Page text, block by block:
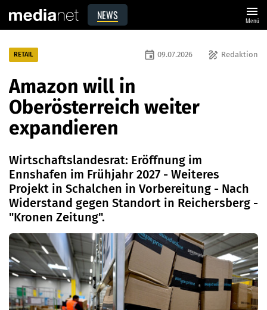
NEWS menu
Menü
RETAIL draw Redaktion
event 09.07.2026
Amazon will in
Oberösterreich weiter
expandieren
Wirtschaftslandesrat: Eröffnung im
Ennshafen im Frühjahr 2027 - Weiteres
Projekt in Schalchen in Vorbereitung - Nach
Widerstand gegen Standort in Reichersberg -
"Kronen Zeitung".